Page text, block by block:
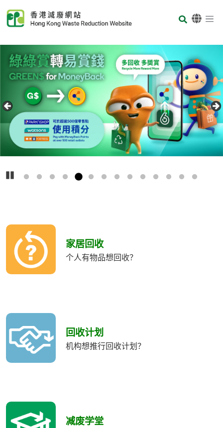
Body
首页
播放
Carousel Item
收
類
別
家居回收
个人有物品想回收？
回收计划
机构想推行回收计划？
减废学堂